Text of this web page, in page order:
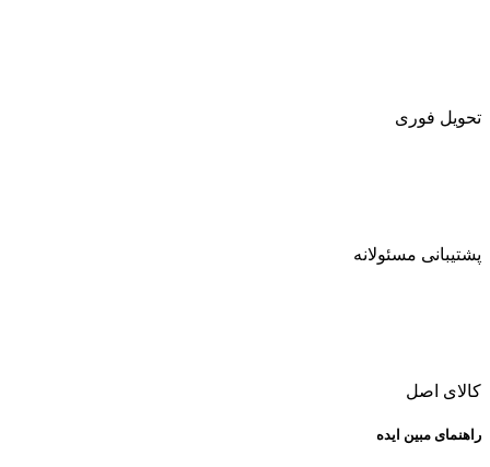
تحویل فوری
پشتیبانی مسئولانه
کالای اصل
راهنمای مبین ایده